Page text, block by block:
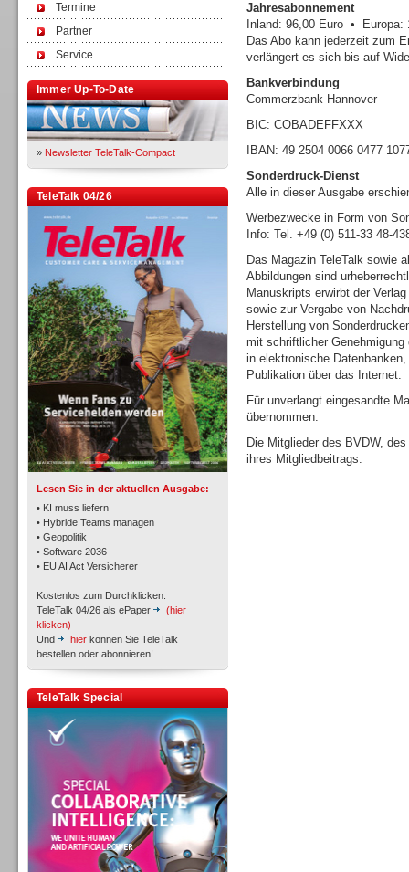
Termine
Partner
Service
Immer Up-To-Date
» Newsletter TeleTalk-Compact
TeleTalk 04/26
Lesen Sie in der aktuellen Ausgabe:
• KI muss liefern
• Hybride Teams managen
• Geopolitik
• Software 2036
• EU AI Act Versicherer
Kostenlos zum Durchklicken:
TeleTalk 04/26 als ePaper
(hier
klicken)
Und
hier können Sie TeleTalk
bestellen oder abonnieren!
TeleTalk Special
TK- und ACD-Systeme
Workforce-Management
Personal
Personal
Jahresabonnement
Inland: 96,00 Euro • Europa:
Das Abo kann jederzeit zum
verlängert es sich bis auf
Bankverbindung
Commerzbank Hannover
BIC: COBADEFFXXX
IBAN: 49 2504 0066 0477
Sonderdruck-Dienst
Alle in dieser Ausgabe
Werbezwecke in Form von
Info: Tel. +49 (0) 511-33 48-
Das Magazin TeleTalk sowie
Abbildungen sind
Manuskripts erwirbt der
sowie zur Vergabe von
Herstellung von
mit schriftlicher
in elektronische
Publikation über das Internet.
Für unverlangt eingesandte
übernommen.
Die Mitglieder des BVDW,
ihres Mitgliedbeitrags.